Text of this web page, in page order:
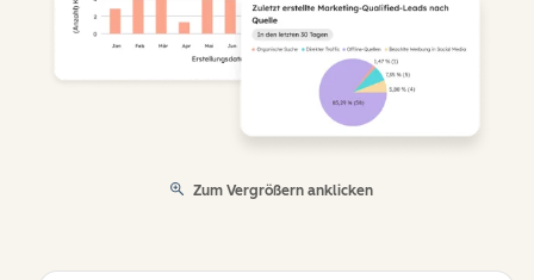
Zum Vergrößern anklicken